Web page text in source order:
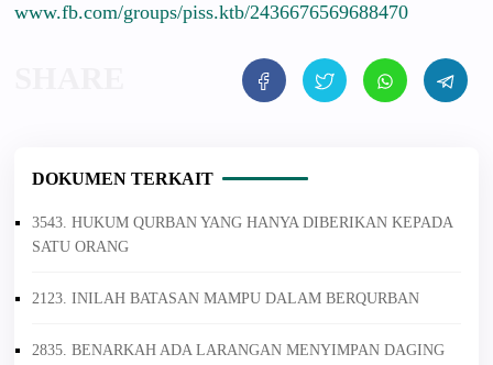
www.fb.com/groups/piss.ktb/2436676569688470
DOKUMEN TERKAIT
3543. HUKUM QURBAN YANG HANYA DIBERIKAN KEPADA
SATU ORANG
2123. INILAH BATASAN MAMPU DALAM BERQURBAN
2835. BENARKAH ADA LARANGAN MENYIMPAN DAGING